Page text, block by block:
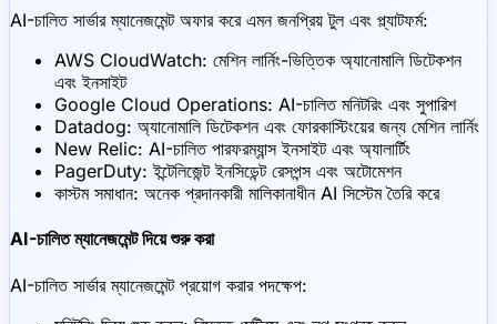
AI-চালিত সার্ভার ম্যানেজমেন্ট অফার করে এমন জনপ্রিয় টুল এবং প্ল্যাটফর্ম:
AWS CloudWatch: মেশিন লার্নিং-ভিত্তিক অ্যানোমালি ডিটেকশন
এবং ইনসাইট
Google Cloud Operations: AI-চালিত মনিটরিং এবং সুপারিশ
Datadog: অ্যানোমালি ডিটেকশন এবং ফোরকাস্টিংয়ের জন্য মেশিন লার্নিং
New Relic: AI-চালিত পারফরম্যান্স ইনসাইট এবং অ্যালার্টিং
PagerDuty: ইন্টেলিজেন্ট ইনসিডেন্ট রেসপন্স এবং অটোমেশন
কাস্টম সমাধান: অনেক প্রদানকারী মালিকানাধীন AI সিস্টেম তৈরি করে
AI-চালিত ম্যানেজমেন্ট দিয়ে শুরু করা
AI-চালিত সার্ভার ম্যানেজমেন্ট প্রয়োগ করার পদক্ষেপ: